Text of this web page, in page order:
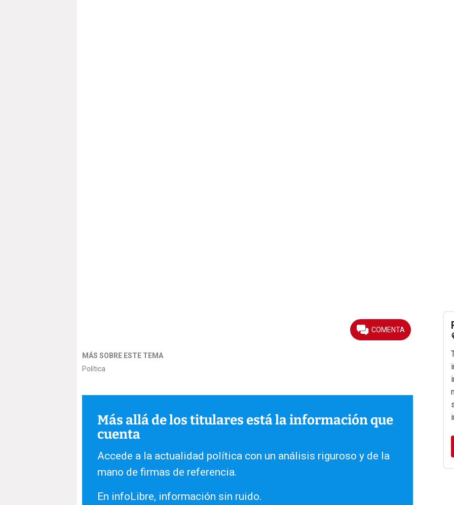
MÁS SOBRE ESTE TEMA
Política
Más allá de los titulares está la información que
cuenta
Accede a la actualidad política con un análisis riguroso y de la
mano de firmas de referencia.
En infoLibre, información sin ruido.